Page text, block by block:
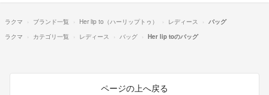
ラクマ ブランド一覧 Her lip to（ハーリップトゥ） レディース
バッグ
ラクマ
カテゴリ一覧 レディース バッグ Her lip toのバッグ
ページの上へ戻る